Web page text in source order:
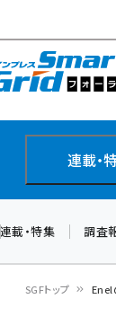
連載・
連載・特集 調査
SGFトップ Enel